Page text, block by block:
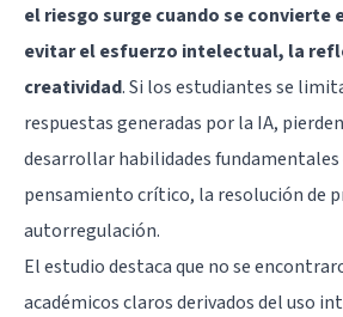
el riesgo surge cuando se convierte
evitar el esfuerzo intelectual, la
creatividad. Si los estudiantes se
respuestas generadas por la IA,
desarrollar habilidades
pensamiento crítico, la resolución de
autorregulación.
El estudio destaca que no se
académicos claros derivados del uso